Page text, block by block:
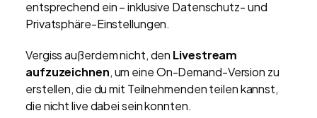
entsprechend ein – inklusive Datenschutz- und
Privatsphäre-Einstellungen.
Vergiss außerdem nicht, den Livestream
aufzuzeichnen, um eine On-Demand-Version zu
erstellen, die du mit Teilnehmenden teilen kannst,
die nicht live dabei sein konnten.